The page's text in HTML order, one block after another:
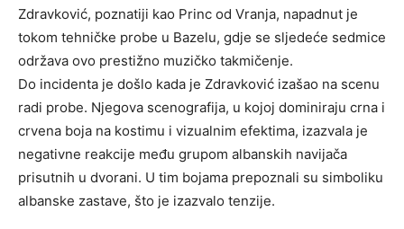
Zdravković, poznatiji kao Princ od Vranja, napadnut je
tokom tehničke probe u Bazelu, gdje se sljedeće sedmice
održava ovo prestižno muzičko takmičenje.
Do incidenta je došlo kada je Zdravković izašao na scenu
radi probe. Njegova scenografija, u kojoj dominiraju crna i
crvena boja na kostimu i vizualnim efektima, izazvala je
negativne reakcije među grupom albanskih navijača
prisutnih u dvorani. U tim bojama prepoznali su simboliku
albanske zastave, što je izazvalo tenzije.